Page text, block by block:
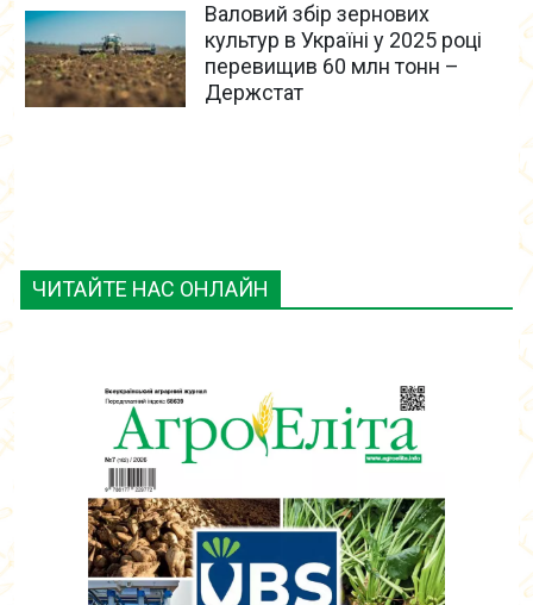
ЧИТАЙТЕ НАС ОНЛАЙН
Валовий збір зернових
культур в Україні у 2025 році
перевищив 60 млн тонн –
Держстат